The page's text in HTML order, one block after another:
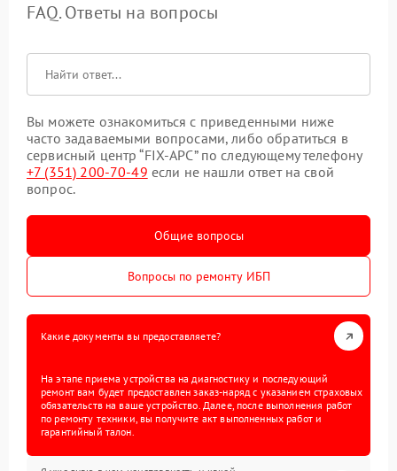
FAQ. Ответы на вопросы
Вы можете ознакомиться с приведенными ниже
часто задаваемыми вопросами, либо обратиться в
сервисный центр “FIX-APC” по следующему телефону
+7 (351) 200-70-49 если не нашли ответ на свой
вопрос.
Общие вопросы
Вопросы по ремонту ИБП
Какие документы вы предоставляете?
На этапе приема устройства на диагностику и последующий
ремонт вам будет предоставлен заказ-наряд с указанием страховых
обязательств на ваше устройство. Далее, после выполнения работ
по ремонту техники, вы получите акт выполненных работ и
гарантийный талон.